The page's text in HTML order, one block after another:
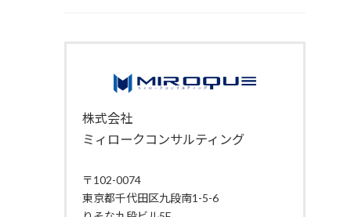
株式会社
ミィロークコンサルティング
〒102-0074
東京都千代田区九段南1-5-6